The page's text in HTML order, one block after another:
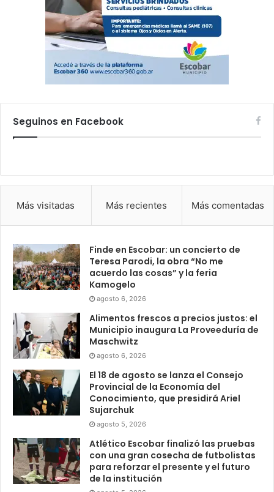
Seguinos en Facebook
Más visitadas Más recientes Más comentadas
Finde en Escobar: un concierto de
Teresa Parodi, la obra “No me
acuerdo las cosas” y la feria
Kamogelo
agosto 6, 2026
Alimentos frescos a precios justos: el
Municipio inaugura La Proveeduría de
Maschwitz
agosto 6, 2026
El 18 de agosto se lanza el Consejo
Provincial de la Economía del
Conocimiento, que presidirá Ariel
Sujarchuk
agosto 5, 2026
Atlético Escobar finalizó las pruebas
con una gran cosecha de futbolistas
para reforzar el presente y el futuro
de la institución